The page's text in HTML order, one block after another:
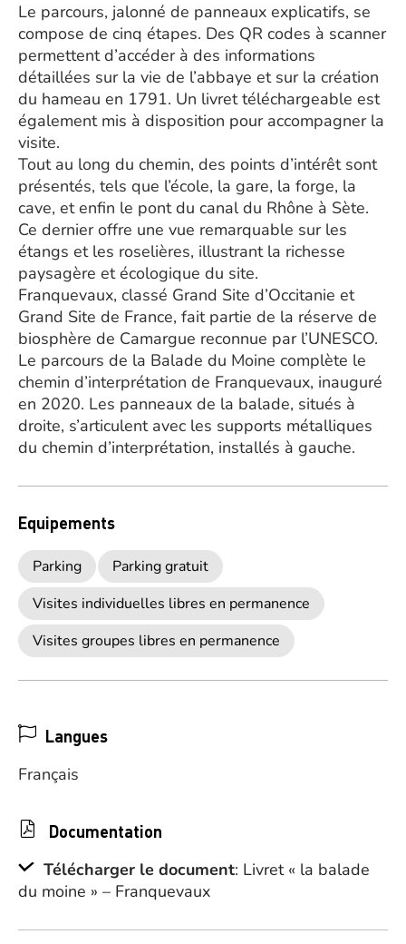
Le parcours, jalonné de panneaux explicatifs, se
compose de cinq étapes. Des QR codes à scanner
permettent d’accéder à des informations
détaillées sur la vie de l’abbaye et sur la création
du hameau en 1791. Un livret téléchargeable est
également mis à disposition pour accompagner la
visite.
Tout au long du chemin, des points d’intérêt sont
présentés, tels que l’école, la gare, la forge, la
cave, et enfin le pont du canal du Rhône à Sète.
Ce dernier offre une vue remarquable sur les
étangs et les roselières, illustrant la richesse
paysagère et écologique du site.
Franquevaux, classé Grand Site d’Occitanie et
Grand Site de France, fait partie de la réserve de
biosphère de Camargue reconnue par l’UNESCO.
Le parcours de la Balade du Moine complète le
chemin d’interprétation de Franquevaux, inauguré
en 2020. Les panneaux de la balade, situés à
droite, s’articulent avec les supports métalliques
du chemin d’interprétation, installés à gauche.
Equipements
Parking
Parking gratuit
Visites individuelles libres en permanence
Visites groupes libres en permanence
Langues
Français
Documentation
Télécharger le document: Livret « la balade
du moine » – Franquevaux